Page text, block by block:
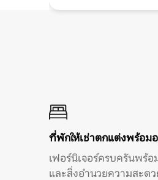
ที่พักให้เช่าตกแต่งพร้อม
เฟอร์นิเจอร์ครบครันพร้
และสิ่งอำนวยความสะด